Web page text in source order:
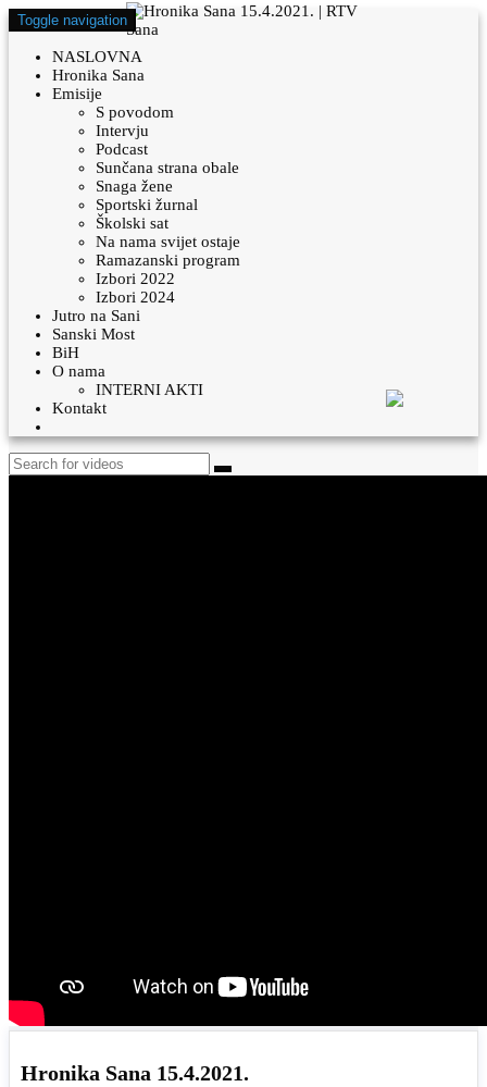
Toggle navigation
NASLOVNA
Hronika Sana
Emisije
S povodom
Intervju
Podcast
Sunčana strana obale
Snaga žene
Sportski žurnal
Školski sat
Na nama svijet ostaje
Ramazanski program
Izbori 2022
Izbori 2024
Jutro na Sani
Sanski Most
BiH
O nama
INTERNI AKTI
Kontakt
Hronika Sana 15.4.2021.